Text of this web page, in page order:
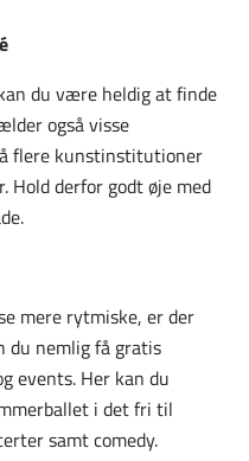
du være heldig at finde
også visse
flere kunstinstitutioner
Hold derfor godt øje med
mere rytmiske, er der
du nemlig få gratis
events. Her kan du
i det fri til
samt comedy.